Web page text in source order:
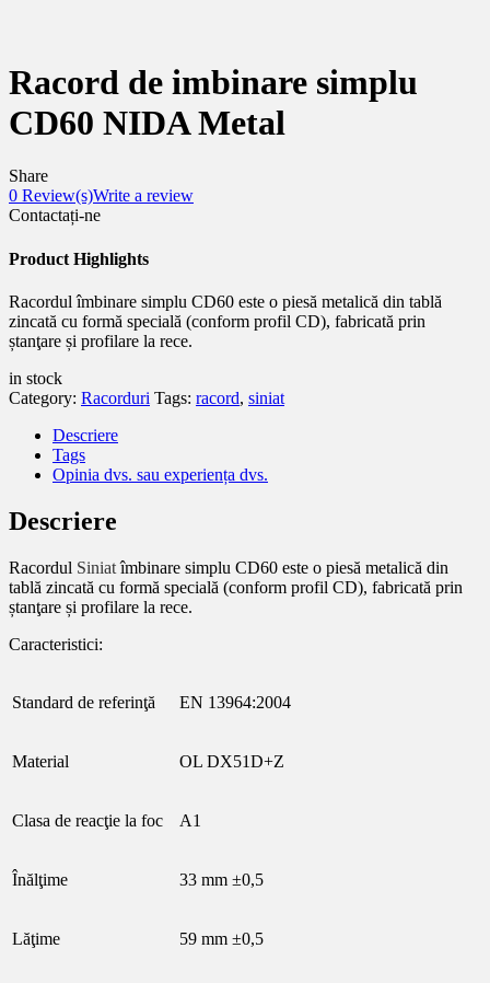
Racord de imbinare simplu
CD60 NIDA Metal
Share
0 Review(s)Write a review
Contactați-ne
Product Highlights
Racordul îmbinare simplu CD60 este o piesă metalică din tablă
zincată cu formă specială (conform profil CD), fabricată prin
ștanţare și profilare la rece.
in stock
Category: Racorduri Tags: racord, siniat
Descriere
Tags
Opinia dvs. sau experiența dvs.
Descriere
Racordul Siniatîmbinare simplu CD60 este o piesă metalică din
tablă zincată cu formă specială (conform profil CD), fabricată prin
ștanţare și profilare la rece.
Caracteristici:
Standard de referinţă EN 13964:2004
Material OL DX51D+Z
Clasa de reacţie la foc A1
Înălţime 33 mm ±0,5
Lăţime 59 mm ±0,5